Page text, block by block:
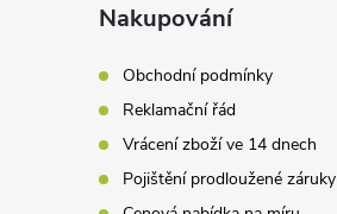
r
v
k
y
Nakupování
Obchodní podmínky
Reklamační řád
Vrácení zboží ve 14 dnech
Pojištění prodloužené záruky